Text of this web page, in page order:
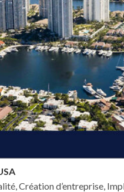
Création d’entreprise,